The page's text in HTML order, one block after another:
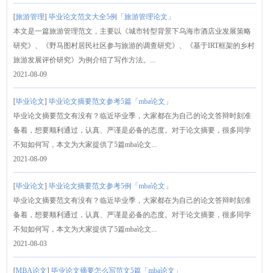
[旅游管理]毕业论文范文大全5例「旅游管理论文」
本文是一篇旅游管理范文，主要以《城市转型背景下乌海市酒店业发展策略
研究》、《野马图村居民社区参与旅游的调查研究》、《基于IRT框架的乡村
旅游发展评价研究》为例介绍了写作方法。...
2021-08-09
[毕业论文]毕业论文摘要范文参考5篇「mba论文」
毕业论文摘要范文有没有？临近毕业季，大家都在为自己的论文答辩时刻准
备着，想要顺利通过，认真、严谨是必备的态度。对于论文摘要，很多同学
不知如何写，本文为大家提供了5篇mba论文...
2021-08-09
[毕业论文]毕业论文摘要范文参考5例「mba论文」
毕业论文摘要范文有没有？临近毕业季，大家都在为自己的论文答辩时刻准
备着，想要顺利通过，认真、严谨是必备的态度。对于论文摘要，很多同学
不知如何写，本文为大家提供了5篇mba论文...
2021-08-03
[MBA论文]毕业论文摘要怎么写范文5篇「mba论文」